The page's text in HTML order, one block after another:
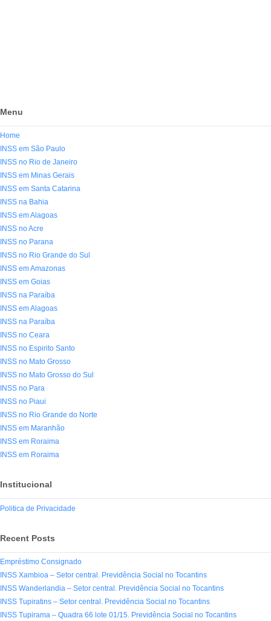
Menu
Home
INSS em São Paulo
INSS no Rio de Janeiro
INSS em Minas Gerais
INSS em Santa Catarina
INSS na Bahia
INSS em Alagoas
INSS no Acre
INSS no Parana
INSS no Rio Grande do Sul
INSS em Amazonas
INSS em Goias
INSS na Paraíba
INSS em Alagoas
INSS na Paraíba
INSS no Ceara
INSS no Espirito Santo
INSS no Mato Grosso
INSS no Mato Grosso do Sul
INSS no Para
INSS no Piaui
INSS no Rio Grande do Norte
INSS em Maranhão
INSS em Roraima
INSS em Roraima
Institucional
Politica de Privacidade
Recent Posts
Empréstimo Consignado
INSS Xambioa – Setor central. Previdência Social no Tocantins
INSS Wanderlandia – Setor central. Previdência Social no Tocantins
INSS Tupiratins – Setor central. Previdência Social no Tocantins
INSS Tupirama – Quadra 66 lote 01/15. Previdência Social no Tocantins